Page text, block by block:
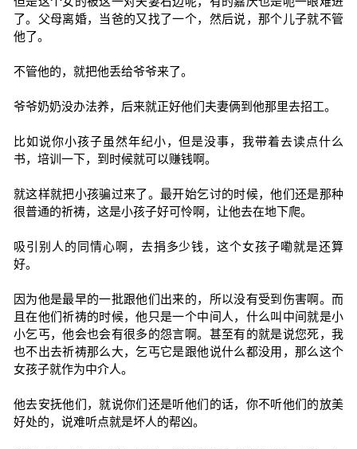
了。父母离婚，当爸的又找了一个，然后说，那个儿子就不管
他了。
不管他的，就把他丢给爷爷来了。
爷爷奶奶没办法养，后来就正好他们夫妻俩到他那里去招工。
比如说你小孩子虽然年纪小，但是没事，我带着去读点什么
书，培训一下，到时候就可以赚钱啊。
就这样就把小孩骗过来了。最开始乞讨的时候，他们还是那种
很普通的祈祷，这是小孩子好可怜啊，让他去在地下爬。
吸引别人的同情心啊，去捐多少钱，这个女孩子嘞就是还算
好。
因为他是最早的一批跟他们出来的，所以没有受到伤害啊。而
且在他们祈祷的时候，他只是一个中间人，什么叫中间就是小
小乞丐，他会也会有很多的怨言啊。甚至有的就是说您死，我
也不出去祈祷那么大，乞丐它是跟他说什么都没用，那么这个
女孩子就作为中介人。
他去安抚他们，就说你们还是听他们的话，你不听他们的放美
好处的，说难听点就是坏人的帮凶。